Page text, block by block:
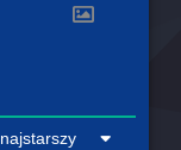
najstarszy